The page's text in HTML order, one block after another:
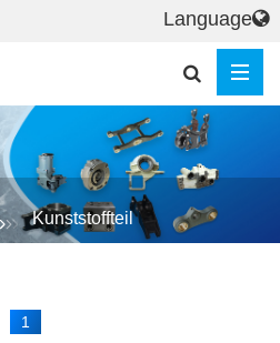
Kunststoffteil
1
Language